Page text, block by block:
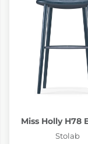
Miss Holly H78
Stolab